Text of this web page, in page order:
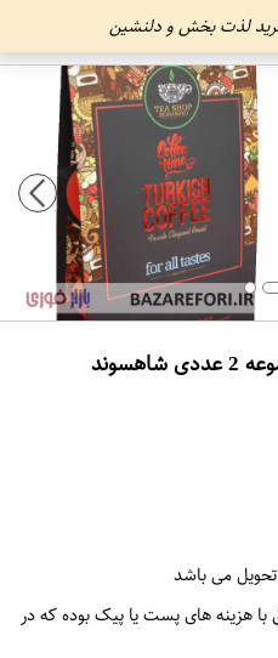
لذت بخش و دلنشین
تحویل می باشد
با هزینه های پست یا پیک بوده که در